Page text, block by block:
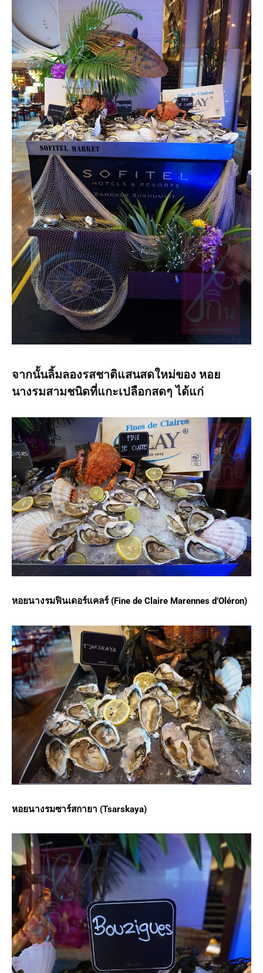
จากนั้นลิ้มลองรสชาติแสนสดใหม่ของ หอย
นางรมสามชนิดที่แกะเปลือกสดๆ ได้แก่
หอยนางรมฟินเดอร์แคลร์ (Fine de Claire Marennes d’Oléron)
หอยนางรมซาร์สกายา (Tsarskaya)